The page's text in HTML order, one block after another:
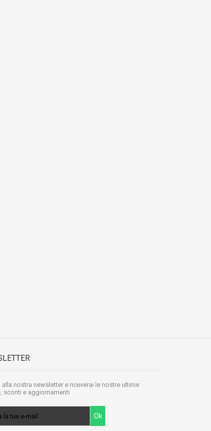
alla nostra newsletter e riceverai le nostre ultime
sconti e aggiornamenti
Ok